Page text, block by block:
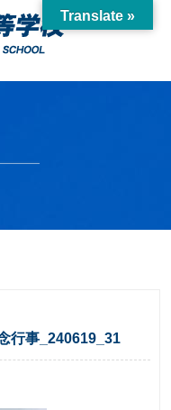
行事_240619_31
Translate »